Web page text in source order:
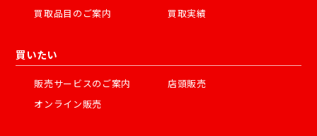
買取品目のご案内
買取実績
買いたい
販売サービスのご案内
店頭販売
オンライン販売